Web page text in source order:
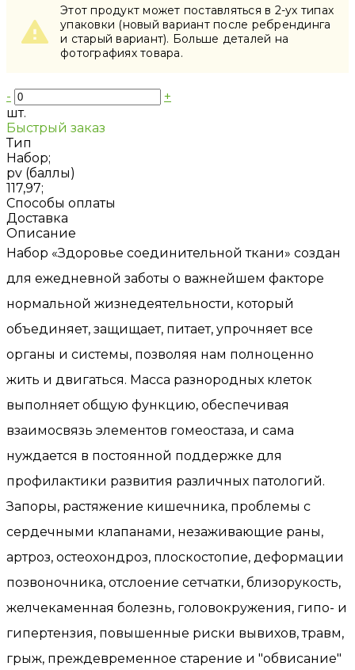
Этот продукт может поставляться в 2-ух типах
упаковки (новый вариант после ребрендинга
и старый вариант). Больше деталей на
фотографиях товара.
-
+
шт.
Быстрый заказ
Тип
Набор;
pv (баллы)
117,97;
Способы оплаты
Доставка
Описание
Набор «Здоровье соединительной ткани» создан
для ежедневной заботы о важнейшем факторе
нормальной жизнедеятельности, который
объединяет, защищает, питает, упрочняет все
органы и системы, позволяя нам полноценно
жить и двигаться. Масса разнородных клеток
выполняет общую функцию, обеспечивая
взаимосвязь элементов гомеостаза, и сама
нуждается в постоянной поддержке для
профилактики развития различных патологий.
Запоры, растяжение кишечника, проблемы с
сердечными клапанами, незаживающие раны,
артроз, остеохондроз, плоскостопие, деформации
позвоночника, отслоение сетчатки, близорукость,
желчекаменная болезнь, головокружения, гипо- и
гипертензия, повышенные риски вывихов, травм,
грыж, преждевременное старение и "обвисание"